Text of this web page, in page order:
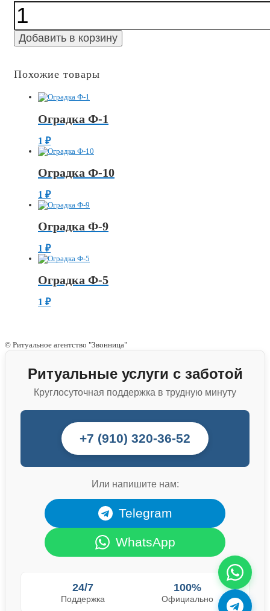
Количество
Оградка
Ф-42
Добавить в корзину
Похожие товары
Оградка Ф-1
1 ₽
Оградка Ф-10
1 ₽
Оградка Ф-9
1 ₽
Оградка Ф-5
1 ₽
© Ритуальное агентство "Звонница"
Ритуальные услуги с заботой
Круглосуточная поддержка в трудную минуту
+7 (910) 320-36-52
Или напишите нам:
Telegram
WhatsApp
24/7
Поддержка
100%
Официально